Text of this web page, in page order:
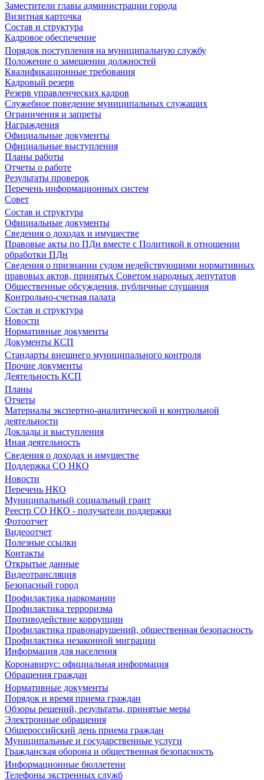
Заместители главы администрации города
Визитная карточка
Состав и структура
Кадровое обеспечение
Порядок поступления на муниципальную службу
Положение о замещении должностей
Квалификационные требования
Кадровый резерв
Резерв управленческих кадров
Служебное поведение муниципальных служащих
Ограничения и запреты
Награждения
Официальные документы
Официальные выступления
Планы работы
Отчеты о работе
Результаты проверок
Перечень информационных систем
Совет
Состав и структура
Официальные документы
Сведения о доходах и имуществе
Правовые акты по ПДн вместе с Политикой в отношении
обработки ПДн
Сведения о признании судом недействующими нормативных
правовых актов, принятых Советом народных депутатов
Общественные обсуждения, публичные слушания
Контрольно-счетная палата
Состав и структура
Новости
Нормативные документы
Документы КСП
Стандарты внешнего муниципального контроля
Прочие документы
Деятельность КСП
Планы
Отчеты
Материалы экспертно-аналитической и контрольной
деятельности
Доклады и выступления
Иная деятельность
Сведения о доходах и имуществе
Поддержка СО НКО
Новости
Перечень НКО
Муниципальный социальный грант
Реестр СО НКО - получатели поддержки
Фотоотчет
Видеоотчет
Полезные ссылки
Контакты
Открытые данные
Видеотрансляция
Безопасный город
Профилактика наркомании
Профилактика терроризма
Противодействие коррупции
Профилактика правонарушений, общественная безопасность
Профилактика незаконной миграции
Информация для населения
Коронавирус: официальная информация
Обращения граждан
Нормативные документы
Порядок и время приема граждан
Обзоры решений, результаты, принятые меры
Электронные обращения
Общероссийский день приема граждан
Муниципальные и государственные услуги
Гражданская оборона и общественная безопасность
Информационные бюллетени
Телефоны экстренных служб